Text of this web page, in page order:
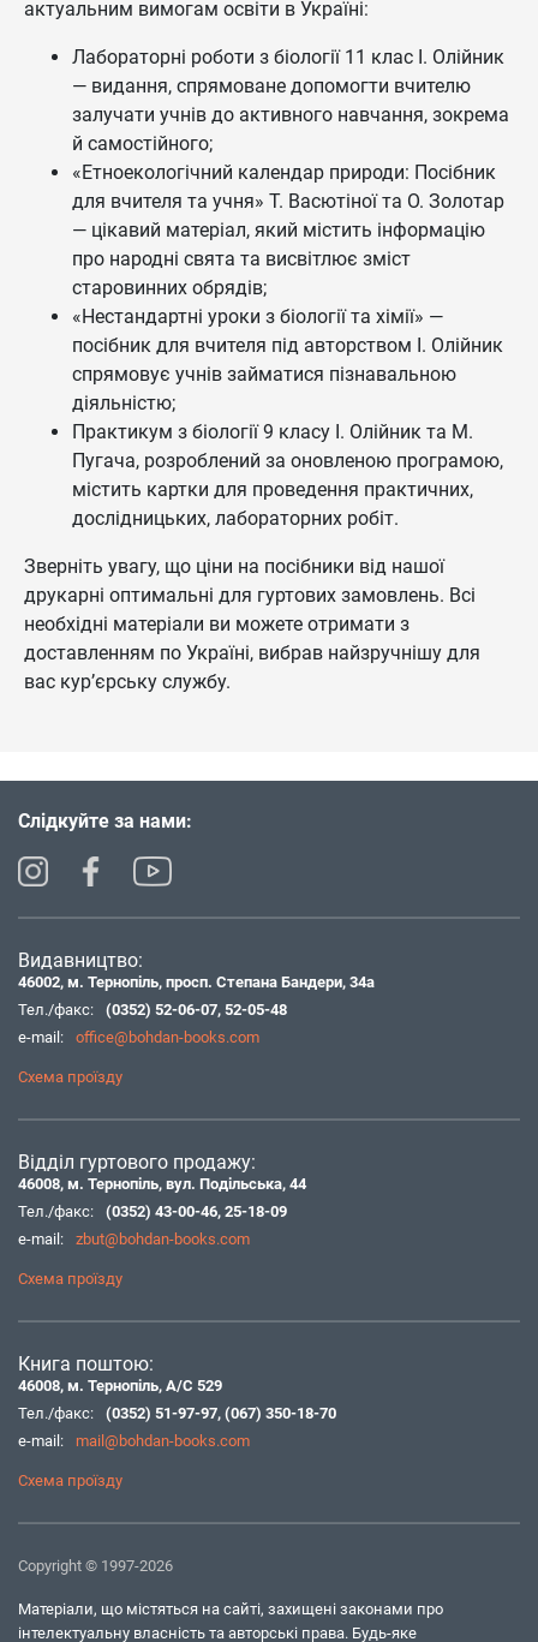
актуальним вимогам освіти в Україні:
Лабораторні роботи з біології 11 клас І. Олійник
— видання, спрямоване допомогти вчителю
залучати учнів до активного навчання, зокрема
й самостійного;
«Етноекологічний календар природи: Посібник
для вчителя та учня» Т. Васютіної та О. Золотар
— цікавий матеріал, який містить інформацію
про народні свята та висвітлює зміст
старовинних обрядів;
«Нестандартні уроки з біології та хімії» —
посібник для вчителя під авторством І. Олійник
спрямовує учнів займатися пізнавальною
діяльністю;
Практикум з біології 9 класу І. Олійник та М.
Пугача, розроблений за оновленою програмою,
містить картки для проведення практичних,
дослідницьких, лабораторних робіт.
Зверніть увагу, що ціни на посібники від нашої
друкарні оптимальні для гуртових замовлень. Всі
необхідні матеріали ви можете отримати з
доставленням по Україні, вибрав найзручнішу для
вас кур’єрську службу.
Слідкуйте за нами:
Видавництво:
46002, м. Тернопіль, просп. Степана Бандери, 34а
Тел./факс:
(0352) 52-06-07, 52-05-48
e-mail:
office@bohdan-books.com
Схема проїзду
Відділ гуртового продажу:
46008, м. Тернопіль, вул. Подільська, 44
Тел./факс:
(0352) 43-00-46, 25-18-09
e-mail:
zbut@bohdan-books.com
Схема проїзду
Книга поштою:
46008, м. Тернопіль, А/С 529
Тел./факс:
(0352) 51-97-97, (067) 350-18-70
e-mail:
mail@bohdan-books.com
Схема проїзду
Copyright © 1997-2026
Матеріали, що містяться на сайті, захищені законами про
інтелектуальну власність та авторські права. Будь-яке